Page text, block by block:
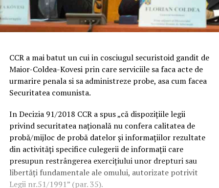
CCR a mai batut un cui in cosciugul securistoid gandit de
Maior-Coldea-Kovesi prin care serviciile sa faca acte de
urmarire penala si sa administreze probe, asa cum facea
Securitatea comunista.
In Decizia 91/2018 CCR a spus „că dispozițiile legii
privind securitatea națională nu confera calitatea de
probă/mijloc de probă datelor și informațiilor rezultate
din activități specifice culegerii de informații care
presupun restrângerea exercițiului unor drepturi sau
libertăți fundamentale ale omului, autorizate potrivit
Legii nr.51/1991” (par. 35).